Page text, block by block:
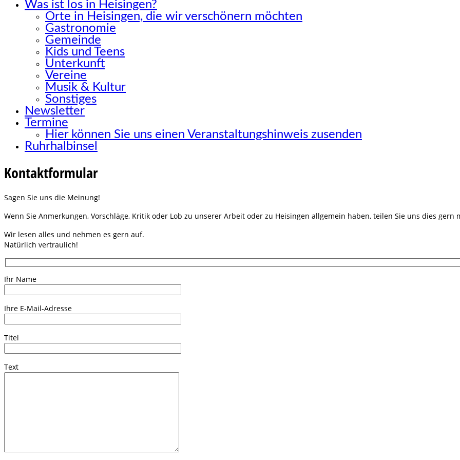
Was ist los in Heisingen?
Orte in Heisingen, die wir verschönern möchten
Gastronomie
Gemeinde
Kids und Teens
Unterkunft
Vereine
Musik & Kultur
Sonstiges
Newsletter
Termine
Hier können Sie uns einen Veranstaltungshinweis zusenden
Ruhrhalbinsel
Kontaktformular
Sagen Sie uns die Meinung!
Wenn Sie Anmerkungen, Vorschläge, Kritik oder Lob zu unserer Arbeit oder zu Heisingen allgemein haben, teilen Sie uns dies gern
Wir lesen alles und nehmen es gern auf.
Natürlich vertraulich!
Ihr Name
Ihre E-Mail-Adresse
Titel
Text